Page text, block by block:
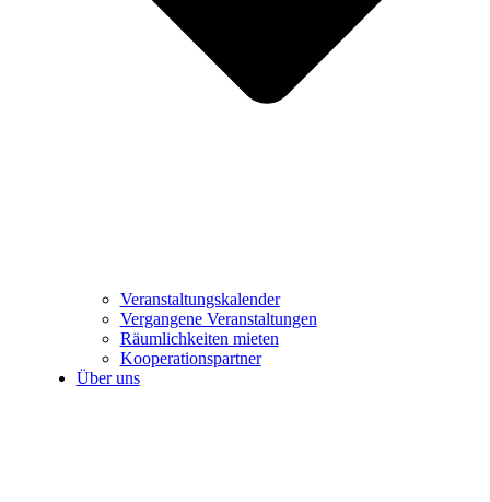
Veranstaltungskalender
Vergangene Veranstaltungen
Räumlichkeiten mieten
Kooperationspartner
Über uns